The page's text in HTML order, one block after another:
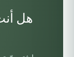
هل